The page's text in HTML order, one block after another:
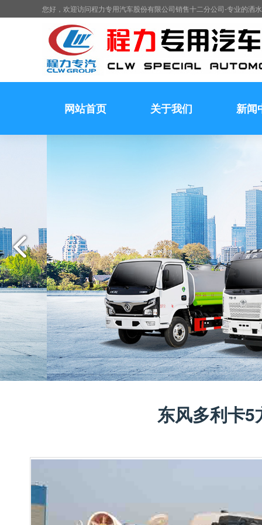
您好，欢迎访问程力专用汽车股份有限公司销售十二分公司-专业的洒
网站首页 关于我们 新闻
东风多利卡